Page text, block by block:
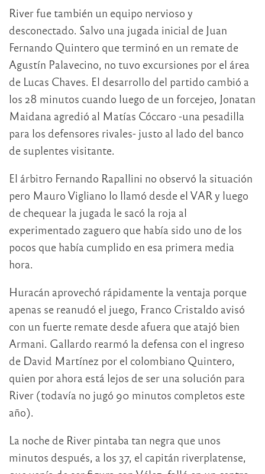
River fue también un equipo nervioso y
desconectado. Salvo una jugada inicial de Juan
Fernando Quintero que terminó en un remate de
Agustín Palavecino, no tuvo excursiones por el área
de Lucas Chaves. El desarrollo del partido cambió a
los 28 minutos cuando luego de un forcejeo, Jonatan
Maidana agredió al Matías Cóccaro -una pesadilla
para los defensores rivales- justo al lado del banco
de suplentes visitante.
El árbitro Fernando Rapallini no observó la situación
pero Mauro Vigliano lo llamó desde el VAR y luego
de chequear la jugada le sacó la roja al
experimentado zaguero que había sido uno de los
pocos que había cumplido en esa primera media
hora.
Huracán aprovechó rápidamente la ventaja porque
apenas se reanudó el juego, Franco Cristaldo avisó
con un fuerte remate desde afuera que atajó bien
Armani. Gallardo rearmó la defensa con el ingreso
de David Martínez por el colombiano Quintero,
quien por ahora está lejos de ser una solución para
River (todavía no jugó 90 minutos completos este
año).
La noche de River pintaba tan negra que unos
minutos después, a los 37, el capitán riverplatense,